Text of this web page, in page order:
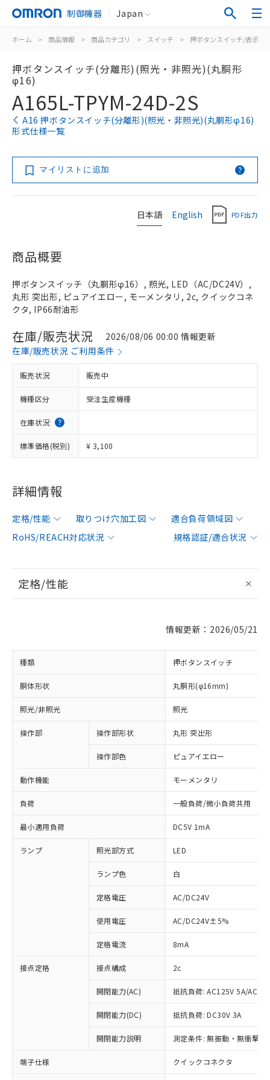
制御機器 Japan
ホーム > 商品情報 > 商品カテゴリ > スイッチ > 押ボタンスイッチ/表示灯
押ボタンスイッチ(分離形)(照光・非照光)(丸胴形
φ16)
A165L-TPYM-24D-2S
A16 押ボタンスイッチ(分離形)(照光・非照光)(丸胴形φ16)
形式仕様一覧
マイリストに追加
日本語 English PDF出力
商品概要
押ボタンスイッチ（丸胴形φ16）, 照光, LED（AC/DC24V）,
丸形 突出形, ピュアイエロー, モーメンタリ, 2c, クイックコネ
クタ, IP66耐油形
在庫/販売状況
2026/08/06 00:00 情報更新
在庫/販売状況 ご利用条件
販売状況 販売中
機種区分 受注生産機種
在庫状況
標準価格(税別) ¥ 3,100
詳細情報
定格/性能 取りつけ穴加工図
適合負荷領域図
RoHS/REACH対応状況
規格認証/適合状況
定格/性能
情報更新：2026/05/21
種類 押ボタンスイッチ
胴体形状 丸胴形(φ16mm)
照光/非照光 照光
操作部 操作部形状 丸形 突出形
操作部色 ピュアイエロー
動作機能 モーメンタリ
負荷 一般負荷/微小負荷共用
最小適用負荷 DC5V 1mA
ランプ 照光部方式 LED
ランプ色 白
定格電圧 AC/DC24V
使用電圧 AC/DC24V±5%
定格電流 8mA
接点定格 接点構成 2c
開閉能力(AC) 抵抗負荷: AC125V 5A/
開閉能力(DC) 抵抗負荷: DC30V 3A
開閉能力説明 測定条件: 無振動・無衝撃
端子仕様 クイックコネクタ
対応済み：EU RoHS指令（10物質）の
非含有に対応した製品が提供可能な商品で